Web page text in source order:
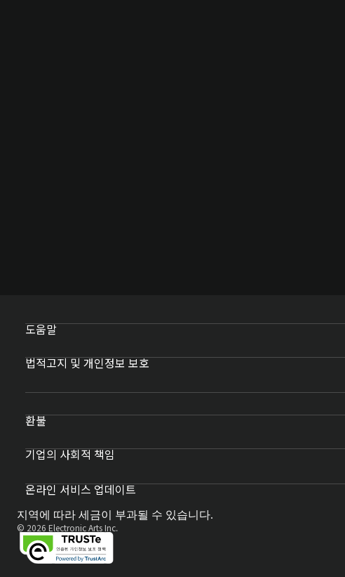
도움말
법적고지 및 개인정보 보호
환불
기업의 사회적 책임
온라인 서비스 업데이트
지역에 따라 세금이 부과될 수 있습니다.
© 2026 Electronic Arts Inc.